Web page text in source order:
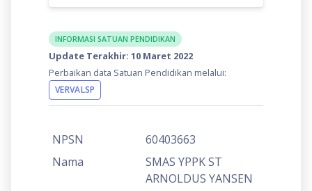
INFORMASI SATUAN PENDIDIKAN
Update Terakhir: 10 Maret 2022
Perbaikan data Satuan Pendidikan melalui:
VERVALSP
NPSN
60403663
Nama
SMAS YPPK ST
ARNOLDUS YANSEN